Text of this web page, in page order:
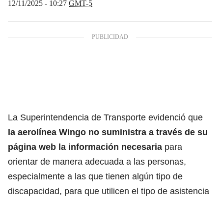
12/11/2025 - 10:27 GMT-5
La Superintendencia de Transporte evidenció que
la aerolínea Wingo no suministra a través de su
página web la información necesaria para
orientar de manera adecuada a las personas,
especialmente a las que tienen algún tipo de
discapacidad, para que utilicen el tipo de asistencia